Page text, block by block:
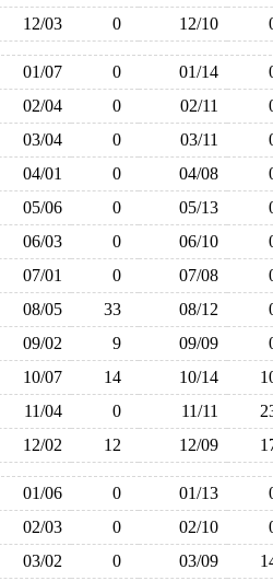
12/03 0 12/10
01/07 0 01/14
02/04 0 02/11
03/04 0 03/11
04/01 0 04/08
05/06 0 05/13
06/03 0 06/10
07/01 0 07/08
08/05 33 08/12
09/02 9 09/09
10/07 14 10/14
11/04 0 11/11
12/02 12 12/09
01/06 0 01/13
02/03 0 02/10
03/02 0 03/09